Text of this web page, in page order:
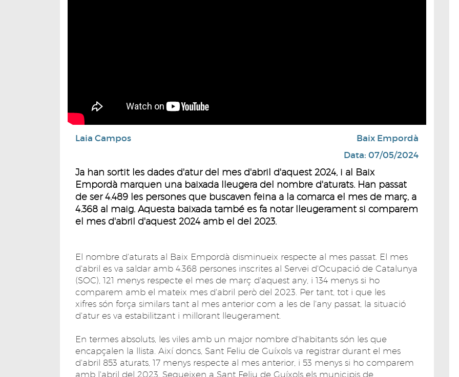
Laia Campos
Baix Empordà
Data: 07/05/2024
Ja han sortit les dades d'atur del mes d'abril d'aquest 2024, i al Baix
Empordà marquen una baixada lleugera del nombre d'aturats. Han passat
de ser 4.489 les persones que buscaven feina a la comarca el mes de març, a
4.368 al maig. Aquesta baixada també es fa notar lleugerament si comparem
el mes d'abril d'aquest 2024 amb el del 2023.
El nombre d'aturats al Baix Empordà disminueix respecte al mes passat. El mes
d'abril es va saldar amb 4.368 persones inscrites al Servei d'Ocupació de Catalunya
(SOC), 121 menys respecte el mes de març d'aquest any, i 134 menys si ho
comparem amb el mateix mes d'abril però del 2023. Per tant, tot i que les
xifres són força similars tant al mes anterior com a les de l'any passat, la situació
d'atur es va estabilitzant i millorant lleugerament.
En termes absoluts, les viles amb un major nombre d'habitants són les que
encapçalen la llista. Així doncs, Sant Feliu de Guíxols va registrar durant el mes
d'abril 853 aturats, 17 menys respecte al mes anterior, i 53 menys si ho comparem
amb l'abril del 2023. Segueixen a Sant Feliu de Guíxols els municipis de